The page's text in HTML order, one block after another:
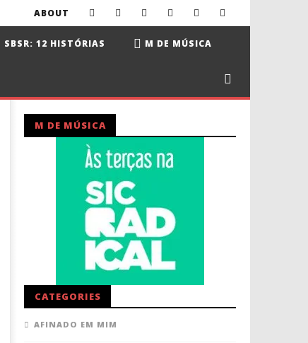
ABOUT
SBSR: 12 HISTÓRIAS M DE MÚSICA
M DE MÚSICA
CATEGORIES
AFINADO EM MIM